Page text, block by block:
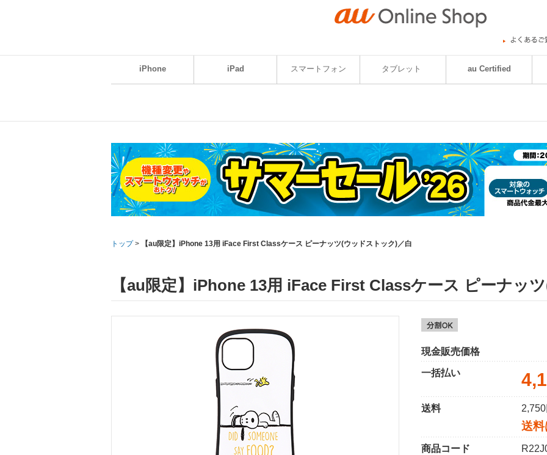
iPhone iPad スマートフォン タブレット au Certified
トップ> 【au限定】iPhone 13用 iFace First Classケース ピーナッツ(ウッドストック)／白
【au限定】iPhone 13用 iFace First Classケース ピーナッ
現金販売価格
一括払い
送料
送料
商品コード